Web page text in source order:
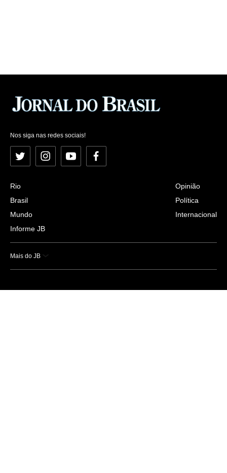
Nos siga nas redes sociais!
Twitter InstagramYouTubeFacebook
Rio
Brasil
Mundo
Informe JB
Opinião
Política
Internacional
Mais do JB
Esportes